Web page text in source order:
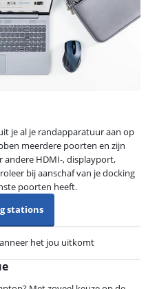
je al je randapparatuur aan op
meerdere poorten en zijn
andere HDMI-, displayport,
bij aanschaf van je docking
poorten heeft.
stations
het jou uitkomt